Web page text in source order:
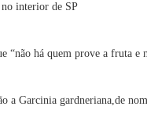
interior de SP
há quem prove a fruta e
a Garcinia gardneriana,de